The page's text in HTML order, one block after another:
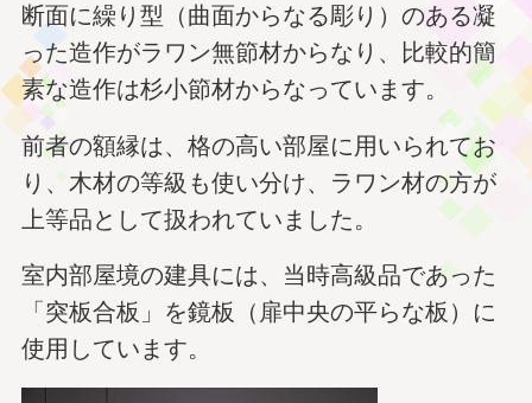
断面に繰り型（曲面からなる彫り）のある凝
った造作がラワン無節材からなり、比較的簡
素な造作は杉小節材からなっています。
前者の額縁は、格の高い部屋に用いられてお
り、木材の等級も使い分け、ラワン材の方が
上等品として扱われていました。
室内部屋境の建具には、当時高級品であった
「突板合板」を鏡板（扉中央の平らな板）に
使用しています。